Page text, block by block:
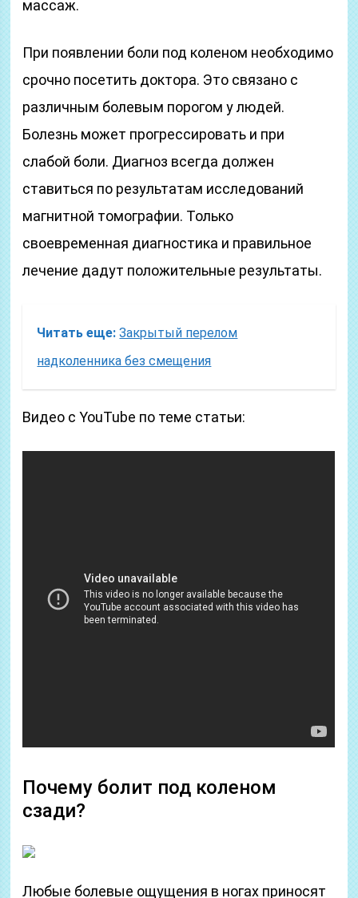
массаж.
При появлении боли под коленом необходимо
срочно посетить доктора. Это связано с
различным болевым порогом у людей.
Болезнь может прогрессировать и при
слабой боли. Диагноз всегда должен
ставиться по результатам исследований
магнитной томографии. Только
своевременная диагностика и правильное
лечение дадут положительные результаты.
Читать еще: Закрытый перелом
надколенника без смещения
Видео с YouTube по теме статьи:
Почему болит под коленом
сзади?
Любые болевые ощущения в ногах приносят